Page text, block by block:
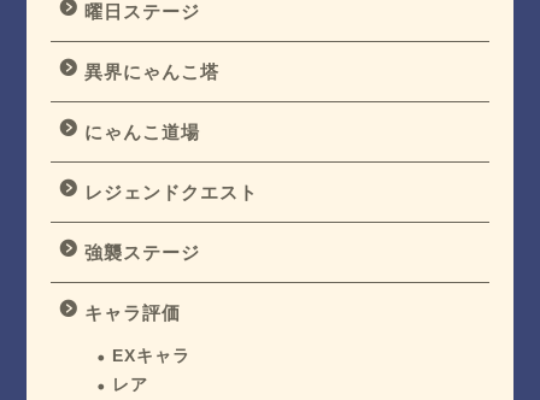
曜日ステージ
異界にゃんこ塔
にゃんこ道場
レジェンドクエスト
強襲ステージ
キャラ評価
EXキャラ
レア